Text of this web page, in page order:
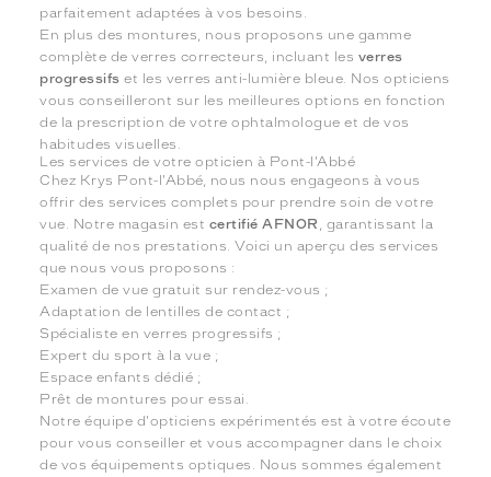
parfaitement adaptées à vos besoins.
En plus des montures, nous proposons une gamme
complète de verres correcteurs, incluant les verres
progressifs et les verres anti-lumière bleue. Nos opticiens
vous conseilleront sur les meilleures options en fonction
de la prescription de votre ophtalmologue et de vos
habitudes visuelles.
Les services de votre opticien à Pont-l'Abbé
Chez Krys Pont-l'Abbé, nous nous engageons à vous
offrir des services complets pour prendre soin de votre
vue. Notre magasin est certifié AFNOR
, garantissant la
qualité de nos prestations. Voici un aperçu des services
que nous vous proposons :
Examen de vue gratuit sur rendez-vous ;
Adaptation de lentilles de contact ;
Spécialiste en verres progressifs ;
Expert du sport à la vue ;
Espace enfants dédié ;
Prêt de montures pour essai.
Notre équipe d'opticiens expérimentés est à votre écoute
pour vous conseiller et vous accompagner dans le choix
de vos équipements optiques. Nous sommes également